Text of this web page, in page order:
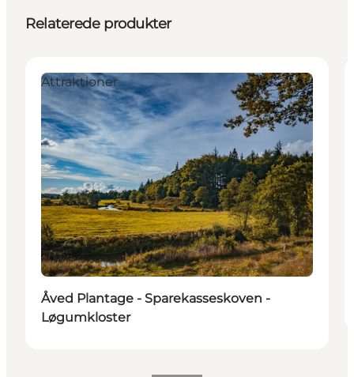
Relaterede produkter
Attraktioner
Åved Plantage - Sparekasseskoven -
Løgumkloster